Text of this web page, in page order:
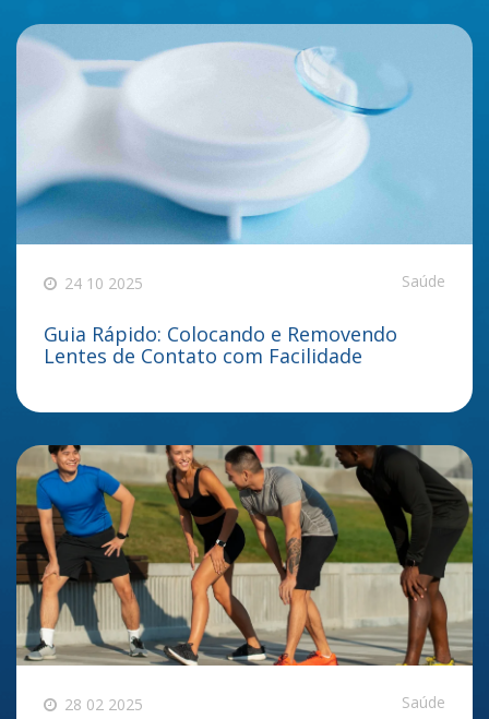
24 10 2025 Saúde
Guia Rápido: Colocando e Removendo
Lentes de Contato com Facilidade
28 02 2025 Saúde